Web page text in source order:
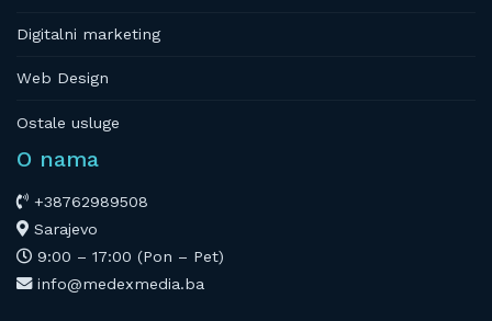
Digitalni marketing
Web Design
Ostale usluge
O nama
+38762989508
Sarajevo
9:00 – 17:00 (Pon – Pet)
info@medexmedia.ba